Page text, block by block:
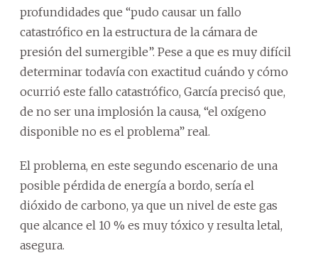
profundidades que “pudo causar un fallo
catastrófico en la estructura de la cámara de
presión del sumergible”. Pese a que es muy difícil
determinar todavía con exactitud cuándo y cómo
ocurrió este fallo catastrófico, García precisó que,
de no ser una implosión la causa, “el oxígeno
disponible no es el problema” real.
El problema, en este segundo escenario de una
posible pérdida de energía a bordo, sería el
dióxido de carbono, ya que un nivel de este gas
que alcance el 10 % es muy tóxico y resulta letal,
asegura.